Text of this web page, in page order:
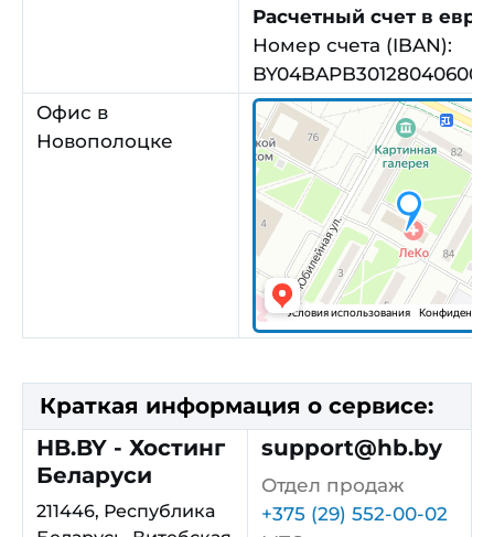
Расчетный счет в евро
Номер счета (IBAN):
Офис в
Новополоцке
Краткая информация о сервисе:
HB.BY - Хостинг
Беларуси
211446, Республика
support@hb.by
Отдел продаж
+375 (29) 552-00-02